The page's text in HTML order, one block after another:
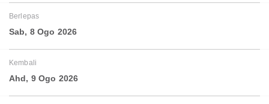
Berlepas
Sab, 8 Ogo 2026
Kembali
Ahd, 9 Ogo 2026